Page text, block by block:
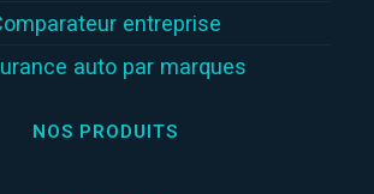
entreprise
auto par marques
NOS PRODUITS